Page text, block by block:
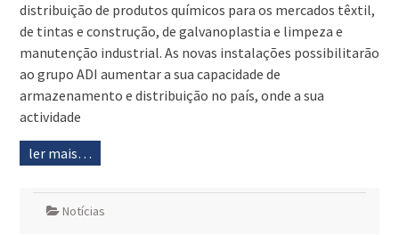
distribuição de produtos químicos para os mercados têxtil,
de tintas e construção, de galvanoplastia e limpeza e
manutenção industrial. As novas instalações possibilitarão
ao grupo ADI aumentar a sua capacidade de
armazenamento e distribuição no país, onde a sua
actividade
ler mais…
Notícias